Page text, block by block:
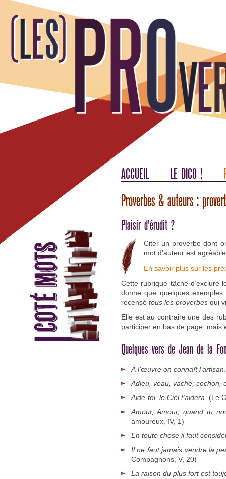
ACCUEIL LE DICO !
Proverbes & auteurs :
Plaisir d’érudit ?
Citer un proverbe dont
mot d’auteur est
En savoir plus sur les
Cette rubrique tâche d’exclure
donne que quelques
recensé tous les proverbes qui
Elle est au contraire une des
participer en bas de page, mais
Quelques vers de Jean de la
À l’œuvre on connaît l’artisan
Adieu, veau, vache, cochon,
Aide-toi, le Ciel t’aidera . (Le
Amour, Amour, quand tu
amoureux, IV, 1)
En toute chose il faut
Il ne faut jamais vendre la
Compagnons, V, 20)
La raison du plus fort est